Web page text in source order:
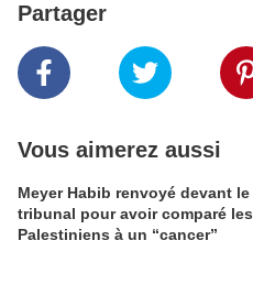
Partager
Vous aimerez aussi
Meyer Habib renvoyé devant le
tribunal pour avoir comparé les
Palestiniens à un “cancer”